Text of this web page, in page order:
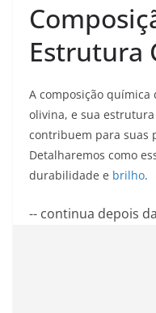
Estrutura
A composição
olivina, e sua
contribuem para suas
Detalharemos como
durabilidade e brilho.
-- continua depois